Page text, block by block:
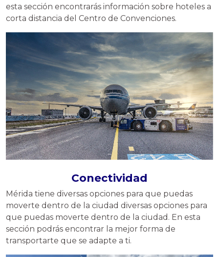
esta sección encontrarás información sobre hoteles a
corta distancia del Centro de Convenciones.
Conectividad
Mérida tiene diversas opciones para que puedas
moverte dentro de la ciudad diversas opciones para
que puedas moverte dentro de la ciudad. En esta
sección podrás encontrar la mejor forma de
transportarte que se adapte a ti.